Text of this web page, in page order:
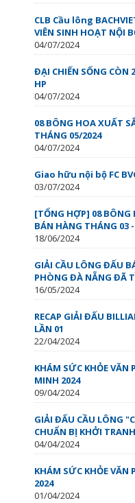
CLB Cầu lông
VIÊN SINH HOẠT NỘI
04/07/2024
ĐẠI CHIẾN SỐNG
HP
04/07/2024
08 BÔNG HOA XUẤT
THÁNG 05/2024
04/07/2024
Giao hữu nội bộ FC
03/07/2024
[TỔNG HỢP] 08 BÔNG
BÁN HÀNG THÁNG 03
18/06/2024
GIẢI CẦU LÔNG ĐẤU
PHÒNG ĐÀ NẴNG ĐÃ
16/05/2024
RECAP GIẢI ĐẤU
LẦN 01
22/04/2024
KHÁM SỨC KHỎE VĂN
MINH 2024
09/04/2024
GIẢI ĐẤU CẦU LÔNG
CHUẨN BỊ KHỞI TRANH
04/04/2024
KHÁM SỨC KHỎE VĂN
2024
01/04/2024